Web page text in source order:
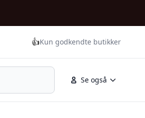
👍Kun godkendte butikker
Se også